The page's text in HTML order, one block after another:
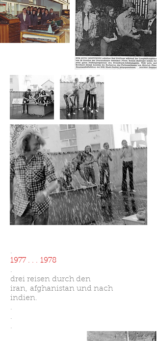
.
1977 . . . 1978
.
drei reisen durch den
iran, afghanistan und nach
indien.
.
.
.